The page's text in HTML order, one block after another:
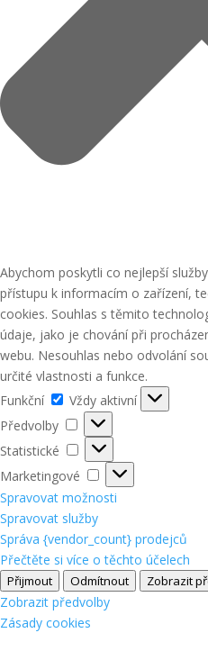
Abychom poskytli co nejlepší
přístupu k informacím o zařízení,
cookies. Souhlas s těmito
údaje, jako je chování při
webu. Nesouhlas nebo odvolání
určité vlastnosti a funkce.
Funkční
Funkční
Vždy aktivní
Předvolby
Předvolby
Statistické
Statistické
Marketingové
Marketingové
Spravovat možnosti
Spravovat služby
Správa {vendor_count} prodejců
Přečtěte si více o těchto účelech
Přijmout Odmítnout Zobrazit
Zobrazit předvolby
Zásady cookies